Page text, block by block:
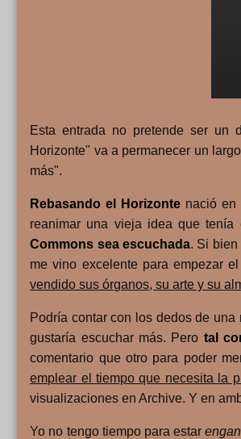
Esta entrada no pretende ser un
Horizonte" va a permanecer un
más".
Rebasando el Horizonte nació en
reanimar una vieja idea que tenía
Commons sea escuchada. Si bien
me vino excelente para empezar el
vendido sus órganos, su arte y su
Podría contar con los dedos de
gustaría escuchar más. Pero tal
comentario que otro para poder
emplear el tiempo que necesita la
visualizaciones en Archive. Y en
Yo no tengo tiempo para estar